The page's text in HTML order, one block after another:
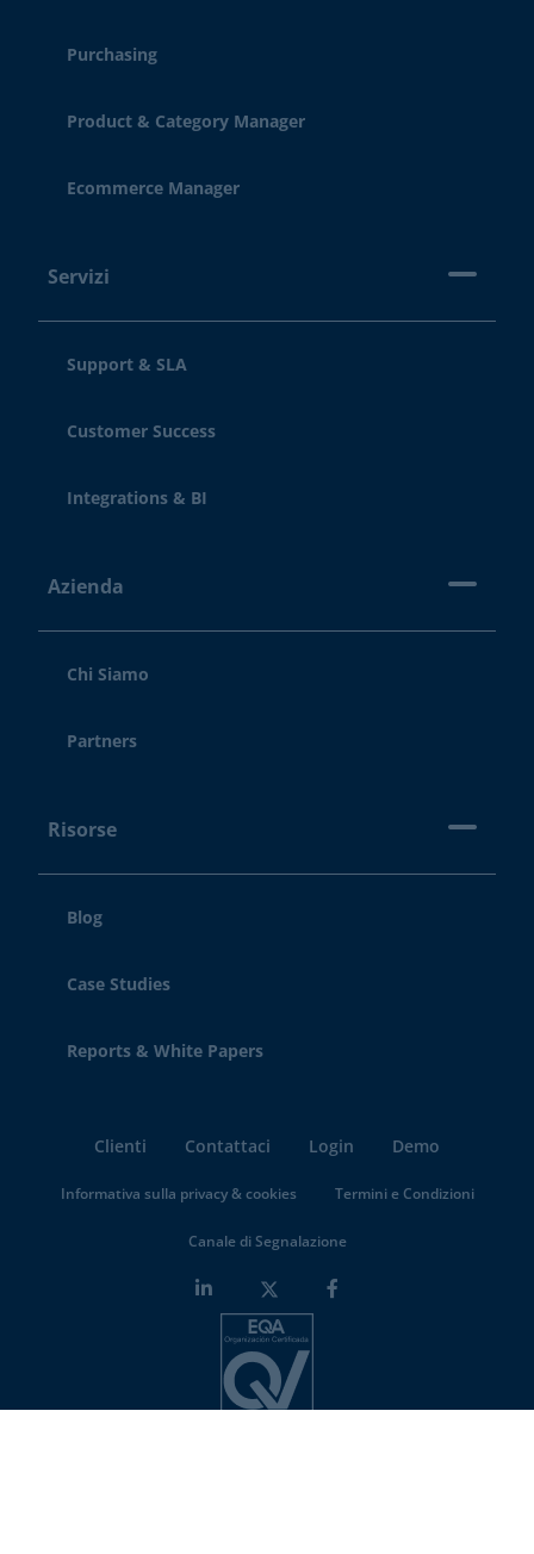
Purchasing
Product & Category Manager
Ecommerce Manager
Servizi
Support & SLA
Customer Success
Integrations & BI
Azienda
Chi Siamo
Partners
Risorse
Blog
Case Studies
Reports & White Papers
Clienti Contattaci Login Demo
Informativa sulla privacy & cookies Termini e Condizioni
Canale di Segnalazione